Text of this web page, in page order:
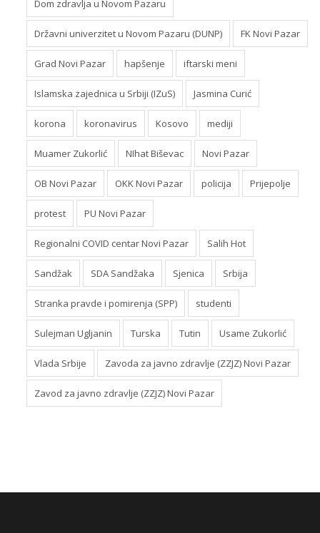
Dom zdravlja u Novom Pazaru
Državni univerzitet u Novom Pazaru (DUNP) FK Novi Pazar
Grad Novi Pazar hapšenje iftarski meni
Islamska zajednica u Srbiji (IZuS) Jasmina Curić
korona koronavirus Kosovo mediji
Muamer Zukorlić NIhat Biševac Novi Pazar
OB Novi Pazar OKK Novi Pazar policija Prijepolje
protest PU Novi Pazar
Regionalni COVID centar Novi Pazar Salih Hot
Sandžak SDA Sandžaka Sjenica Srbija
Stranka pravde i pomirenja (SPP) studenti
Sulejman Ugljanin Turska Tutin Usame Zukorlić
Vlada Srbije Zavoda za javno zdravlje (ZZJZ) Novi Pazar
Zavod za javno zdravlje (ZZJZ) Novi Pazar